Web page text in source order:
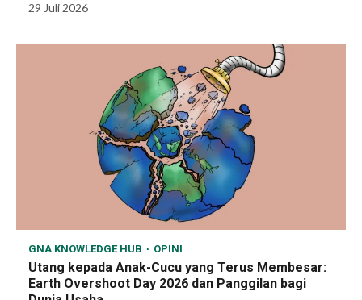
29 Juli 2026
GNA KNOWLEDGE HUB OPINI
Utang kepada Anak-Cucu yang Terus Membesar:
Earth Overshoot Day 2026 dan Panggilan bagi